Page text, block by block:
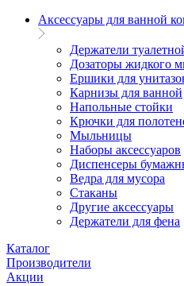
Аксессуары для ванной
Держатели
Дозаторы жидкого
Ершики для
Карнизы для ванной
Напольные стойки
Крючки для
Мыльницы
Наборы аксессуаров
Диспенсеры
Ведра для мусора
Стаканы
Другие аксессуары
Держатели для фена
Каталог
Производители
Акции